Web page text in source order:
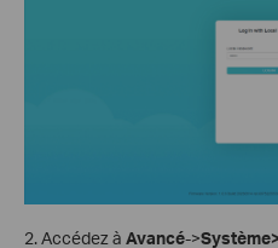
2. Accédez à Avancé->